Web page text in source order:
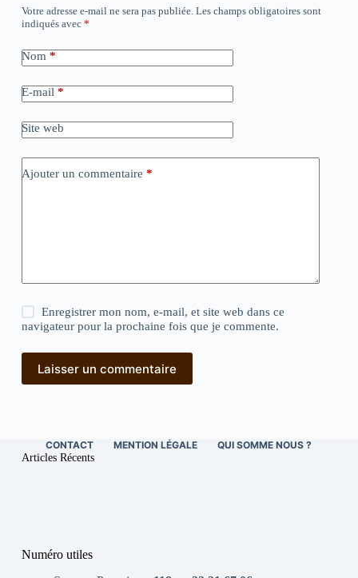
Votre adresse e-mail ne sera pas publiée. Les champs obligatoires sont
indiqués avec *
Nom *
E-mail *
Site web
Ajouter un commentaire *
Enregistrer mon nom, e-mail, et site web dans ce
navigateur pour la prochaine fois que je commente.
Laisser un commentaire
CONTACT MENTION LÉGALE QUI SOMME NOUS ?
Articles Récents
Numéro utiles